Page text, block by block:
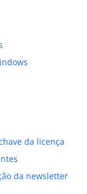
da licença
da newsletter